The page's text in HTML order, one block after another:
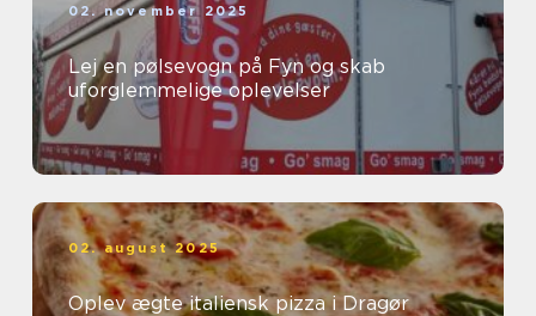
02. november 2025
Lej en pølsevogn på Fyn og skab
uforglemmelige oplevelser
02. august 2025
Oplev ægte italiensk pizza i Dragør